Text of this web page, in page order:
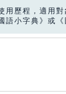
用歷程，適用
小字典》或《